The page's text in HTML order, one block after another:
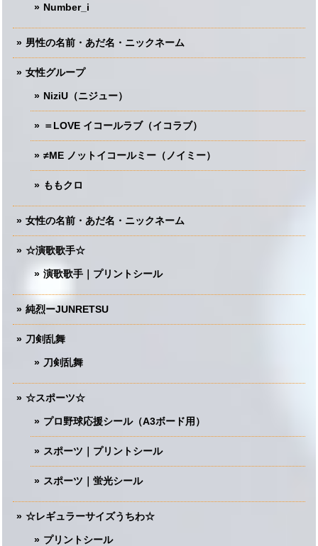
Number_i
男性の名前・あだ名・ニックネーム
女性グループ
NiziU（ニジュー）
＝LOVE イコールラブ（イコラブ）
≠ME ノットイコールミー（ノイミー）
ももクロ
女性の名前・あだ名・ニックネーム
☆演歌歌手☆
演歌歌手｜プリントシール
純烈ーJUNRETSU
刀剣乱舞
刀剣乱舞
☆スポーツ☆
プロ野球応援シール（A3ボード用）
スポーツ｜プリントシール
スポーツ｜蛍光シール
☆レギュラーサイズうちわ☆
プリントシール